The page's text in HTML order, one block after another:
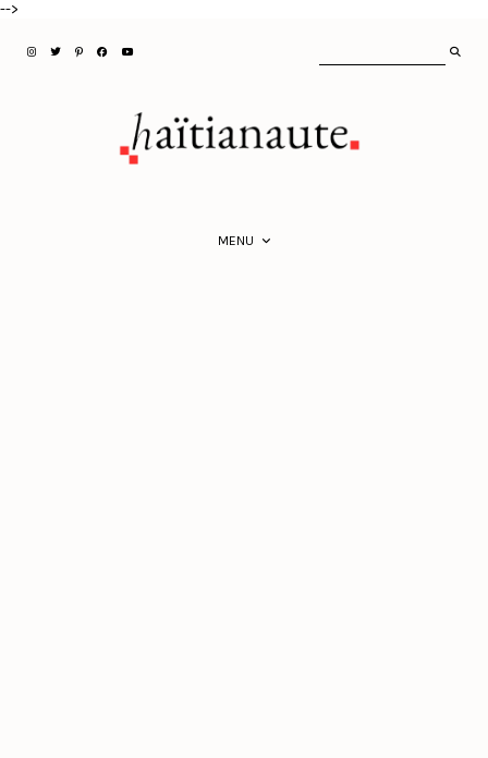
-->
MENU